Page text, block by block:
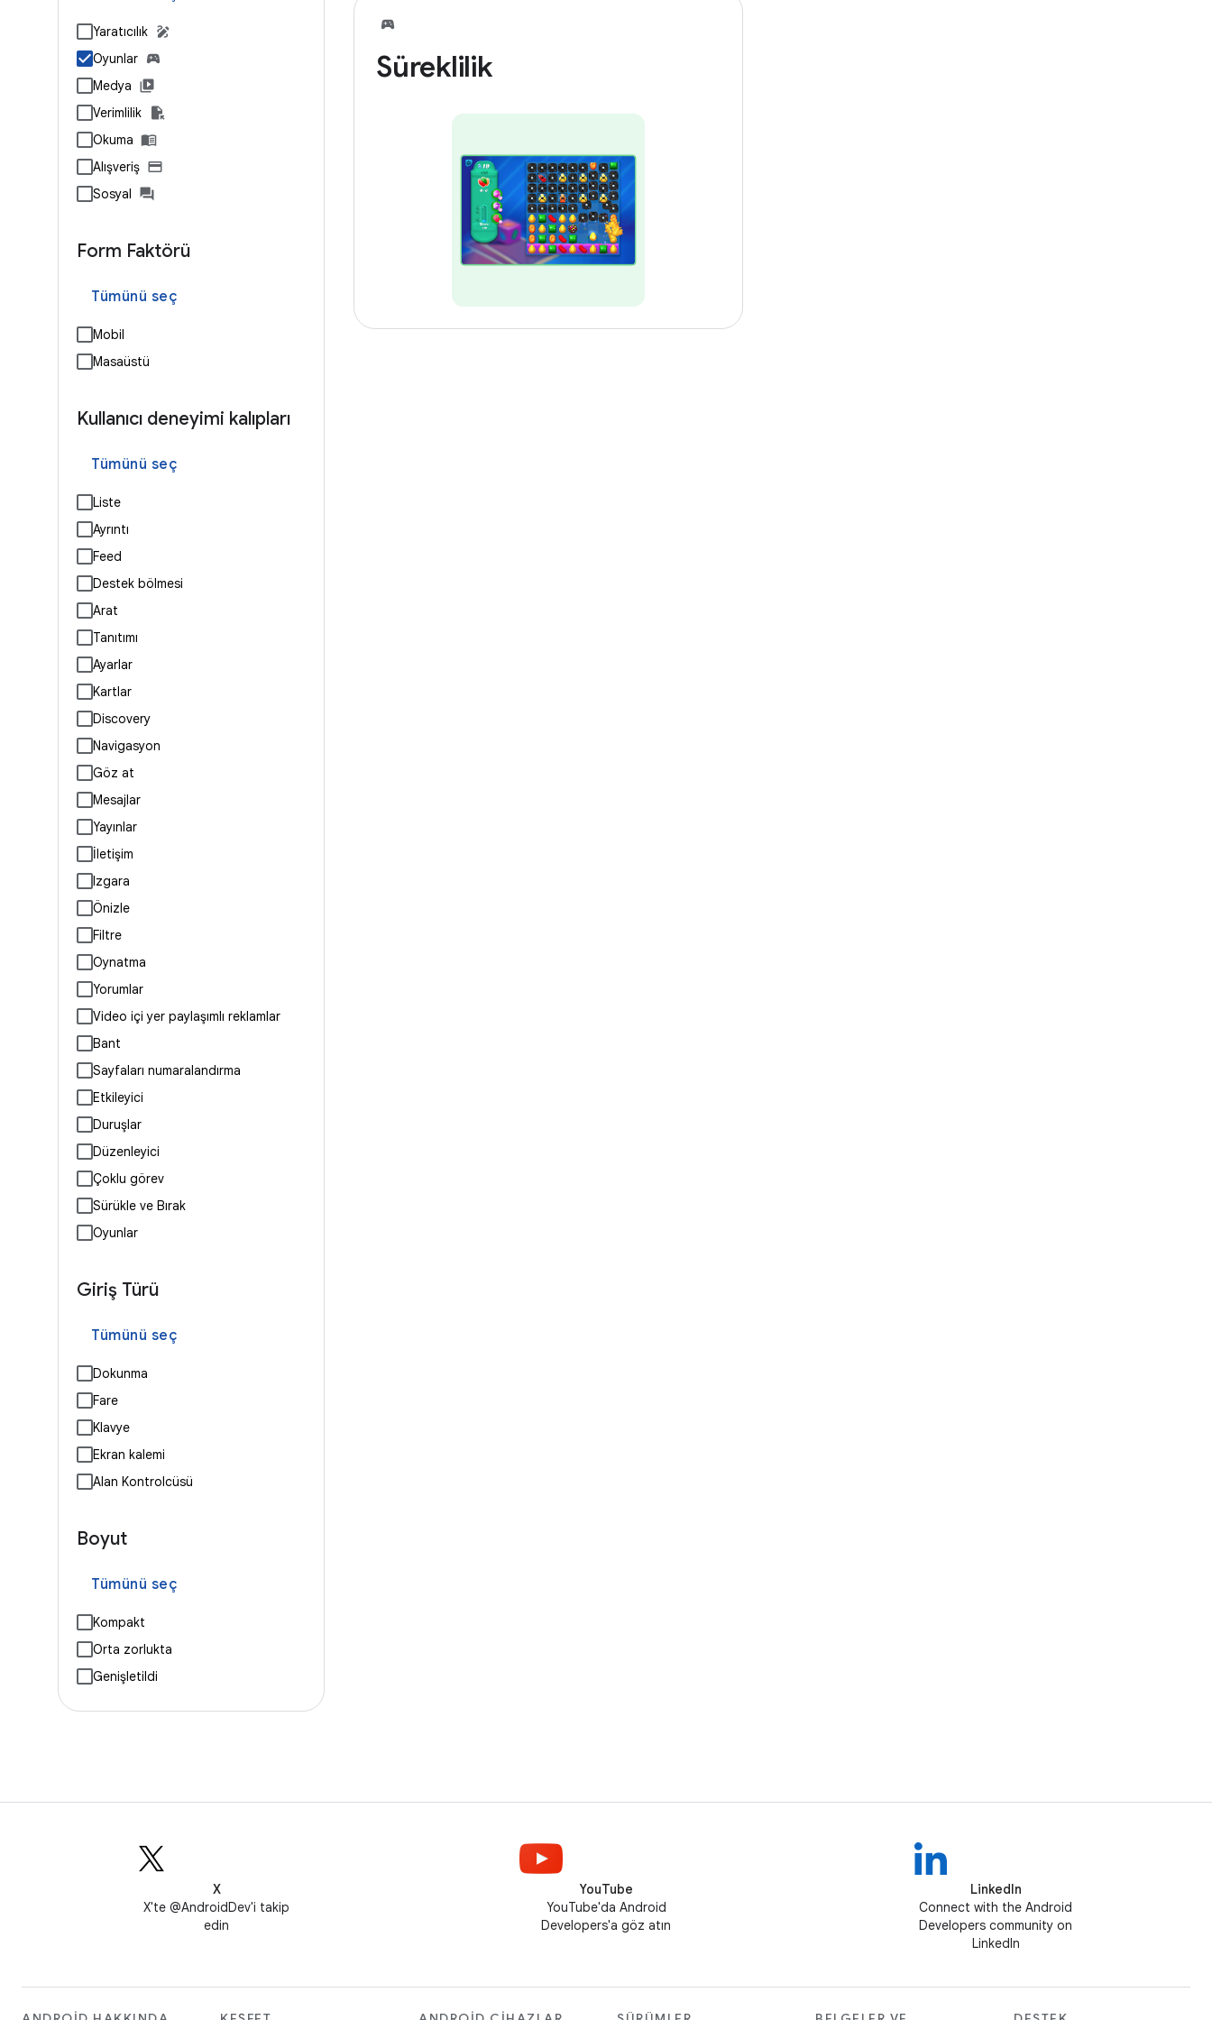
Yaratıcılık
Oyunlar
Medya
Verimlilik
Okuma
Alışveriş
Sosyal
Form Faktörü
Tümünü seç
Mobil
Masaüstü
Kullanıcı deneyimi kalıpları
Tümünü seç
Liste
Ayrıntı
Feed
Destek bölmesi
Arat
Tanıtımı
Ayarlar
Kartlar
Discovery
Navigasyon
Göz at
Mesajlar
Yayınlar
İletişim
Izgara
Önizle
Filtre
Oynatma
Yorumlar
Video içi yer paylaşımlı reklamlar
Bant
Sayfaları numaralandırma
Etkileyici
Duruşlar
Düzenleyici
Çoklu görev
Sürükle ve Bırak
Oyunlar
Giriş Türü
Tümünü seç
Dokunma
Fare
Klavye
Ekran kalemi
Alan Kontrolcüsü
Boyut
Tümünü seç
Kompakt
Orta zorlukta
Genişletildi
Süreklilik
X
X'te @AndroidDev'i takip
edin
YouTube
YouTube'da Android
Developers'a göz atın
LinkedIn
Connect with the Android
Developers community on
LinkedIn